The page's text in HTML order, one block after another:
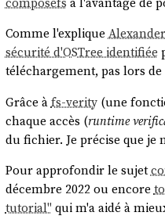
Comme l'explique
sécurité d'OSTree identifiée
téléchargement, pas lors
Grâce àfs-verity(une
chaque accès (runtime
du fichier. Je précise que je
Pour approfondir le sujet
décembre 2022 ou encore
tutorial" qui m'a aidé à